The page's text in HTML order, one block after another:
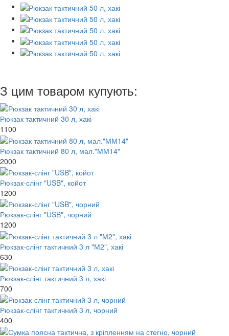
З цим товаром купують:
Рюкзак тактичний 30 л, хакі
1100
Рюкзак тактичний 80 л, мал."ММ14"
2000
Рюкзак-слінг "USB", койот
1200
Рюкзак-слінг "USB", чорний
1200
Рюкзак-слінг тактичний 3 л "М2", хакі
630
Рюкзак-слінг тактичний 3 л, хакі
700
Рюкзак-слінг тактичний 3 л, чорний
400